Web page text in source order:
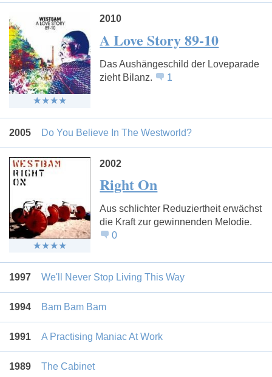
2010
A Love Story 89-10
Das Aushängeschild der Loveparade
zieht Bilanz.
1
2005 Do You Believe In The Westworld?
2002
Right On
Aus schlichter Reduziertheit erwächst
die Kraft zur gewinnenden Melodie.
0
1997 We'll Never Stop Living This Way
1994 Bam Bam Bam
1991 A Practising Maniac At Work
1989 The Cabinet